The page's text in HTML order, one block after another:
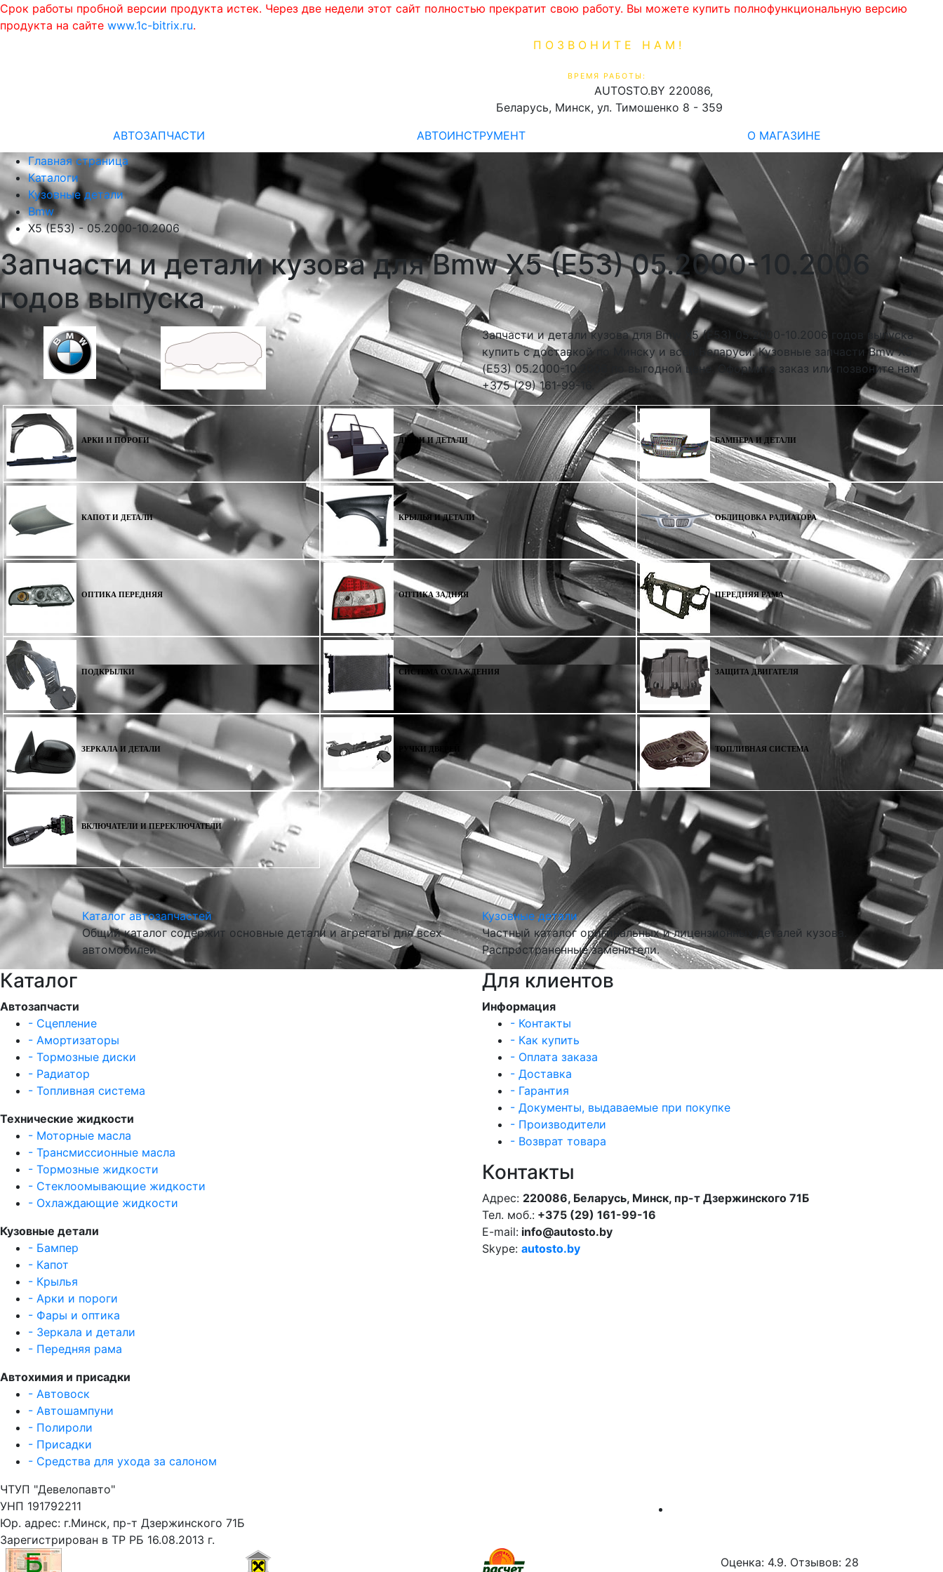
Срок работы пробной версии продукта истек. Через две недели этот сайт полностью прекратит свою работу. Вы можете купить полнофункциональную версию
продукта на сайте www.1c-bitrix.ru.
ПОЗВОНИТЕ НАМ!
ВРЕМЯ РАБОТЫ:
AUTOSTO.BY 220086,
Беларусь, Минск, ул. Тимошенко 8 - 359
АВТОЗАПЧАСТИ АВТОИНСТРУМЕНТ
О МАГАЗИНЕ
Главная страница
Каталоги
Кузовные детали
Bmw
X5 (E53) - 05.2000-10.2006
Запчасти и детали кузова для Bmw X5 (E53) 05.2000-10.2006
годов выпуска
Запчасти и детали кузова для Bmw X5 (E53) 05.2000-10.2006 годов выпуска
купить с доставкой по Минску и всей Беларуси. Кузовные запчасти Bmw X5
(E53) 05.2000-10.2006 по выгодной цене. Оформите заказ или позвоните нам
+375 (29) 161-99-16.
АРКИ И ПОРОГИ ДВЕРИ И ДЕТАЛИ БАМПЕРА И ДЕТАЛИ
КАПОТ И ДЕТАЛИ КРЫЛЬЯ И ДЕТАЛИ ОБЛИЦОВКА РАДИАТОРА
ОПТИКА ПЕРЕДНЯЯ ОПТИКА ЗАДНЯЯ ПЕРЕДНЯЯ РАМА
ПОДКРЫЛКИ СИСТЕМА ОХЛАЖДЕНИЯ ЗАЩИТА ДВИГАТЕЛЯ
ЗЕРКАЛА И ДЕТАЛИ РУЧКИ ДВЕРЕЙ ТОПЛИВНАЯ СИСТЕМА
ВКЛЮЧАТЕЛИ И ПЕРЕКЛЮЧАТЕЛИ
Каталог автозапчастей
Общий каталог содержит основные детали и агрегаты для всех
автомобилей
Кузовные детали
Частный каталог оригинальных и лицензионных деталей кузова.
Распространенные заменители.
Каталог
Автозапчасти
- Сцепление
- Амортизаторы
- Тормозные диски
- Радиатор
- Топливная система
Технические жидкости
- Моторные масла
- Трансмиссионные масла
- Тормозные жидкости
- Стеклоомывающие жидкости
- Охлаждающие жидкости
Кузовные детали
- Бампер
- Капот
- Крылья
- Арки и пороги
- Фары и оптика
- Зеркала и детали
- Передняя рама
Автохимия и присадки
- Автовоск
- Автошампуни
- Полироли
- Присадки
- Средства для ухода за салоном
Для клиентов
Информация
- Контакты
- Как купить
- Оплата заказа
- Доставка
- Гарантия
- Документы, выдаваемые при покупке
- Производители
- Возврат товара
Контакты
Адрес: 220086, Беларусь, Минск, пр-т Дзержинского 71Б
Тел. моб.: +375 (29) 161-99-16
E-mail: info@autosto.by
Skype: autosto.by
ЧТУП "Девелопавто"
УНП 191792211
Юр. адрес: г.Минск, пр-т Дзержинского 71Б
Зарегистрирован в ТР РБ 16.08.2013 г.
Оценка: 4.9. Отзывов: 28